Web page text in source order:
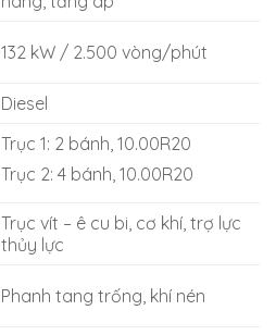
132 kW / 2.500 vòng/phút
Diesel
Trục 1: 2 bánh, 10.00R20
Trục 2: 4 bánh, 10.00R20
Trục vít – ê cu bi, cơ khí, trợ lực
thủy lực
Phanh tang trống, khí nén